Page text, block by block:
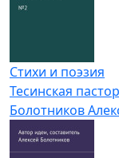
Стихи и поэзия
Тесинская
Болотников